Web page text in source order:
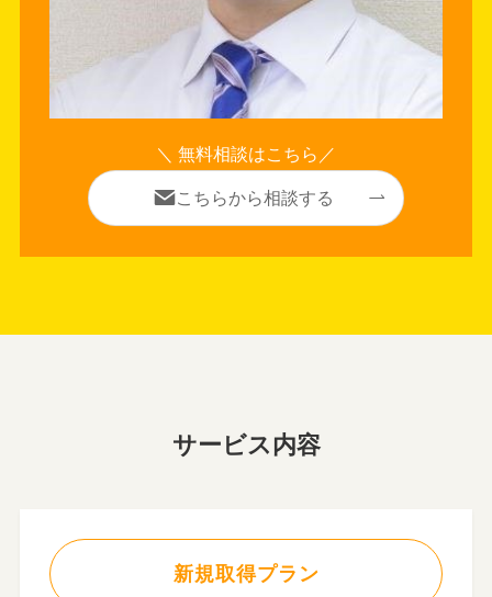
＼ 無料相談はこちら／
こちらから相談する
サービス内容
新規取得プラン